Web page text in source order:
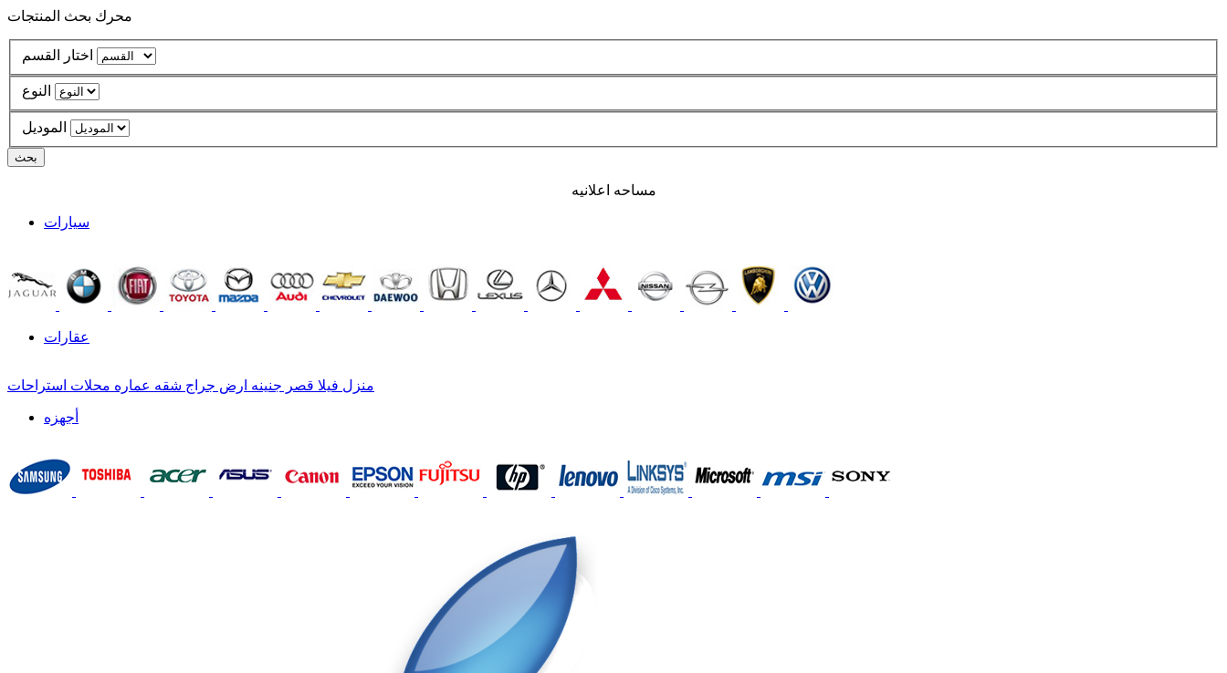
محرك بحث المنتجات
اختار القسم
النوع
الموديل
مساحه اعلانيه
سيارات
عقارات
منزل فيلا قصر جنينه ارض جراج شقه عماره محلات استراحات
أجهزه